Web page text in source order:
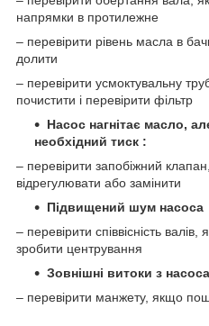
напрямки в протилежне
– перевірити рівень масла в
долити
– перевірити усмоктувальну
почистити і перевірити фільтр
Насос нагнітає масло,
необхідний тиск :
– перевірити запобіжний
відрегулювати або замінити
Підвищений шум насоса
– перевірити співвісність
зробити центрування
Зовнішні витоки з
– перевірити манжету, якщо